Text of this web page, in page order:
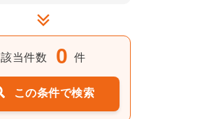
該当件数 0 件
この条件で検索